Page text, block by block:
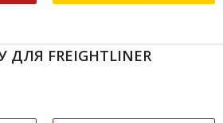
FREIGHTLINER